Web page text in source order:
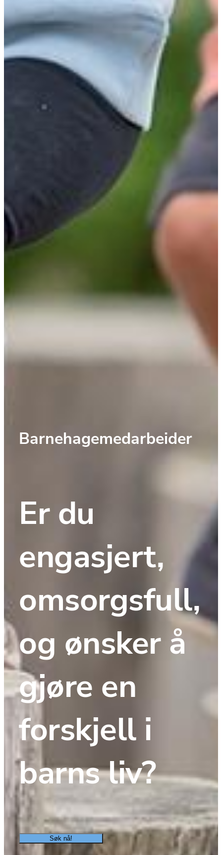
Barnehagemedarbeider
Er du
engasjert,
omsorgsfull,
og ønsker å
gjøre en
forskjell i
barns liv?
Søk nå!